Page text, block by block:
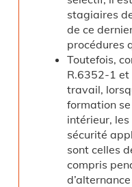
stagiaires
de ce
procédures
Toutefois,
R.6352-1 et
travail,
formation
intérieur, les
sécurité
sont celles
compris